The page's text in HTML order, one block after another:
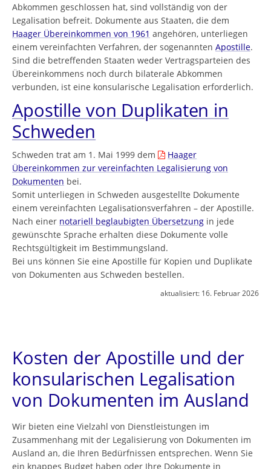
Abkommen geschlossen hat, sind vollständig von der
Legalisation befreit. Dokumente aus Staaten, die dem
Haager Übereinkommen von 1961 angehören, unterliegen
einem vereinfachten Verfahren, der sogenannten Apostille.
Sind die betreffenden Staaten weder Vertragsparteien des
Übereinkommens noch durch bilaterale Abkommen
verbunden, ist eine konsularische Legalisation erforderlich.
Apostille von Duplikaten in
Schweden
Schweden trat am 1. Mai 1999 dem
Haager
Übereinkommen zur vereinfachten Legalisierung von
Dokumenten bei.
Somit unterliegen in Schweden ausgestellte Dokumente
einem vereinfachten Legalisationsverfahren – der Apostille.
Nach einer notariell beglaubigten Übersetzung in jede
gewünschte Sprache erhalten diese Dokumente volle
Rechtsgültigkeit im Bestimmungsland.
Bei uns können Sie eine Apostille für Kopien und Duplikate
von Dokumenten aus Schweden bestellen.
aktualisiert: 16. Februar 2026
Kosten der Apostille und der
konsularischen Legalisation
von Dokumenten im Ausland
Wir bieten eine Vielzahl von Dienstleistungen im
Zusammenhang mit der Legalisierung von Dokumenten im
Ausland an, die Ihren Bedürfnissen entsprechen. Wenn Sie
ein knappes Budget haben oder Ihre Dokumente in